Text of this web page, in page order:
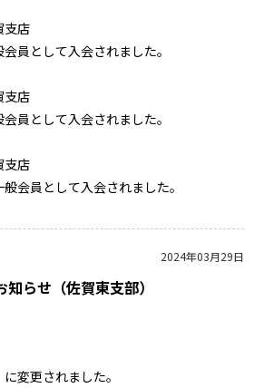
店
として入会されました。
店
として入会されました。
店
員として入会されました。
2024年03月29日
らせ（佐賀東支部）
されました。